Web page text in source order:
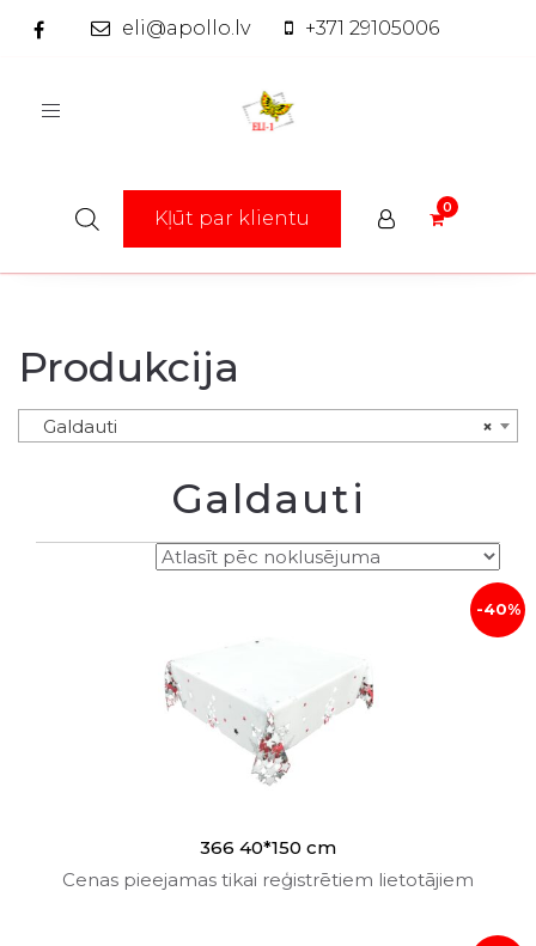
eli@apollo.lv +371 29105006
Toggle
Kļūt par klientu
Produkcija
×
Galdauti
Galdauti
-40%
366 40*150 cm
Cenas pieejamas tikai reģistrētiem lietotājiem